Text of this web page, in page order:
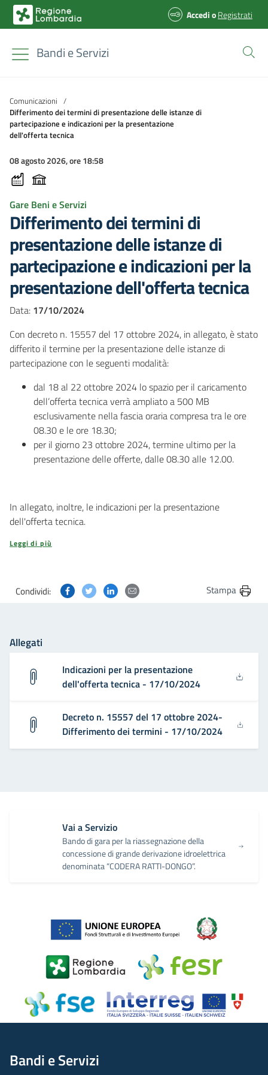
AccedioRegistrati
Bandi e Servizi
Comunicazioni /
Differimento dei termini di presentazione delle istanze di
partecipazione e indicazioni per la presentazione
dell'offerta tecnica
08 agosto 2026, ore 18:58
Gare Beni e Servizi
Differimento dei termini di
presentazione delle istanze di
partecipazione e indicazioni per la
presentazione dell'offerta tecnica
Data: 17/10/2024
Con decreto n. 15557 del 17 ottobre 2024, in allegato, è stato
differito il termine per la presentazione delle istanze di
partecipazione con le seguenti modalità:
dal 18 al 22 ottobre 2024 lo spazio per il caricamento
dell’offerta tecnica verrà ampliato a 500 MB
esclusivamente nella fascia oraria compresa tra le ore
08.30 e le ore 18.30;
per il giorno 23 ottobre 2024, termine ultimo per la
presentazione delle offerte, dalle 08.30 alle 12.00.
In allegato, inoltre, le indicazioni per la presentazione
dell'offerta tecnica.
Leggi di più
Condividi: Condividi questa pagina su Facebook
Condividi questa pagina su Twitter
Condividi questa pagina su Linkedin
Condividi questa pagina via
Stampa
Allegati
Indicazioni per la presentazione
dell'offerta tecnica - 17/10/2024
Decreto n. 15557 del 17 ottobre 2024-
Differimento dei termini - 17/10/2024
Vai a Servizio
Bando di gara per la riassegnazione della
concessione di grande derivazione idroelettrica
denominata “CODERA RATTI-DONGO”.
Bandi e Servizi